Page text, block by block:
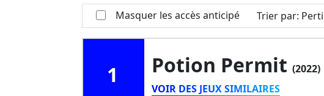
Masquer les accès anticipé Trier par:
1 Potion Permit (2022)
VOIR DES JEUX SIMILAIRES